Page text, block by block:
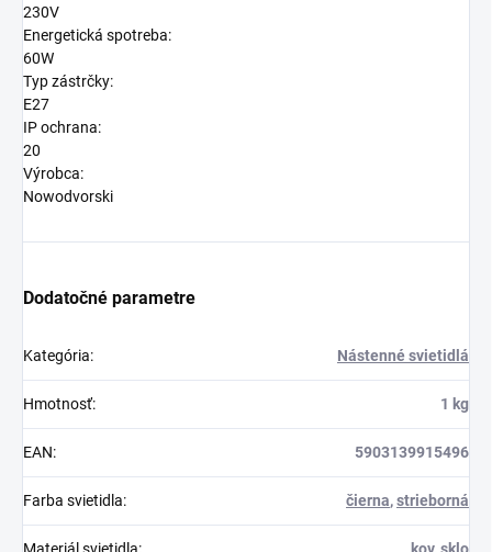
230V
Energetická spotreba:
60W
Typ zástrčky:
E27
IP ochrana:
20
Výrobca:
Nowodvorski
Dodatočné parametre
Kategória: Nástenné svietidlá
Hmotnosť: 1 kg
EAN: 5903139915496
Farba svietidla: čierna,strieborná